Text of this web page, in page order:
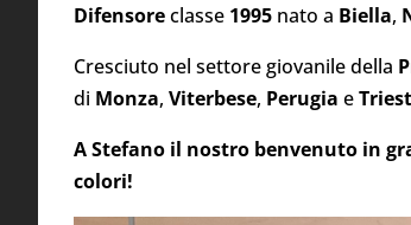
Difensoreclasse 1995 nato a Biella,
Cresciuto nel settore giovanile della
di Monza, Viterbese, Perugia e
A Stefano il nostro benvenuto in
colori!